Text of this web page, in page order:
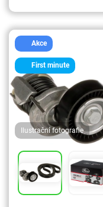
Akce
First minute
Ilustrační fotografie